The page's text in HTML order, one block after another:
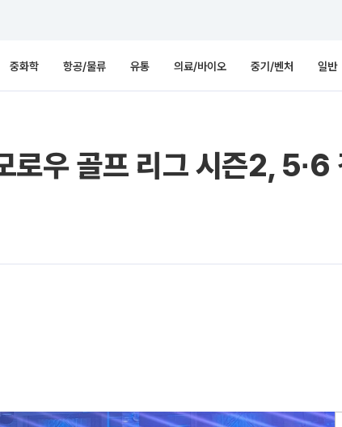
중화학 항공/물류 유통 의료/바이오 중기/벤처 일반
로우 골프 리그 시즌2, 5∙6